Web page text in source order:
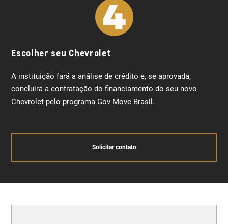
Escolher seu Chevrolet
A instituição fará a análise de crédito e, se aprovada,
concluirá a contratação do financiamento do seu novo
Chevrolet pelo programa Gov Move Brasil.
Solicitar contato